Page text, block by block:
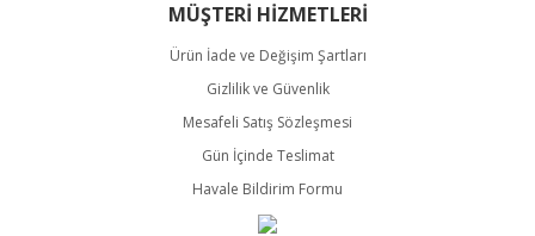
MÜŞTERİ HİZMETLERİ
Ürün İade ve Değişim Şartları
Gizlilik ve Güvenlik
Mesafeli Satış Sözleşmesi
Gün İçinde Teslimat
Havale Bildirim Formu